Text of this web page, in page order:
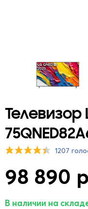
Телевизор
1207
98 890
В наличии на